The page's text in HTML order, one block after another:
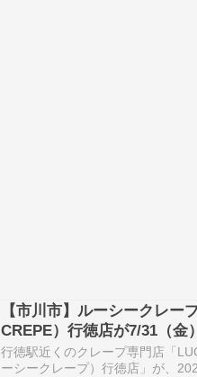
【市川市】ルーシークレー
CREPE）行徳店が7/31（金
態で再オープン予定
行徳駅近くのクレープ専門店「
ーシークレープ）行徳店」が、